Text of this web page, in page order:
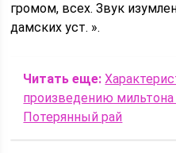
громом, всех. Звук
дамских уст. ».
Читать еще:
произведению мильтона
Потерянный рай